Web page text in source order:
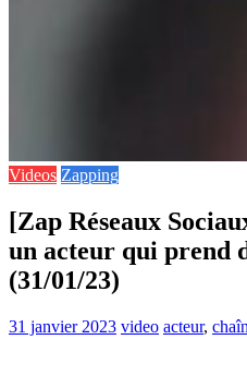
Videos Zapping
[Zap Réseaux
un acteur qui prend
(31/01/23)
31 janvier 2023 video acteur,